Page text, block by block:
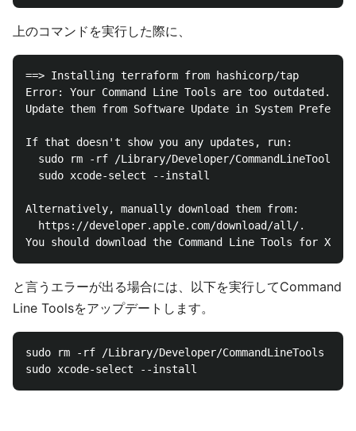
上のコマンドを実行した際に、
==> Installing terraform from hashicorp/tap
Error: Your Command Line Tools are too outdated.
Update them from Software Update in System
If that doesn't show you any updates, run:
  sudo rm -rf /Library/Developer/CommandLineTools
  sudo xcode-select --install
Alternatively, manually download them from:
  https://developer.apple.com/download/all/.
と言うエラーが出る場合には、以下を実行してCommand
Line Toolsをアップデートします。
sudo rm -rf /Library/Developer/CommandLineTools